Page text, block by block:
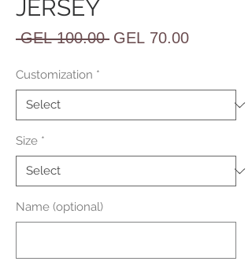
JERSEY
GEL 100.00 Regular
GEL 70.00Sale
Customization *
Size *
Name (optional)